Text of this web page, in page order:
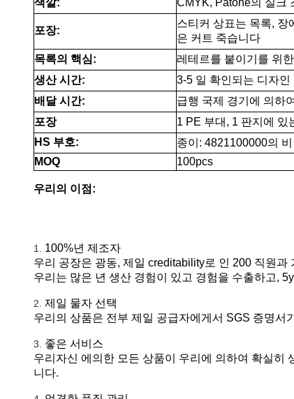
색깔:
CMYK, Patone의 실크
포장:
스티커 상표는 목록, 장
은 커트 죽습니다
목록의 핵심:
레테르를 붙이기를 위
생산 시간:
3-5 일 확인되는 디자인
배달 시간:
급행 국제 경기에 의하
포장
1 PE 부대, 1 판지에 있
HS 부호:
종이: 4821100000의
MOQ
100pcs
우리의 이점:
1. 100%년 제조자
우리 공장은 광동, 제일 creditability로 인 200 직원
우리는 많은 년 생산 경험이 있고 경험을 수출하고,
2. 제일 물자 선택
우리의 상품은 전부 제일 공급자에게서 SGS 증명서
3. 좋은 서비스
우리자신 에의한 모든 상품이 우리에 의하여 확실히
니다.